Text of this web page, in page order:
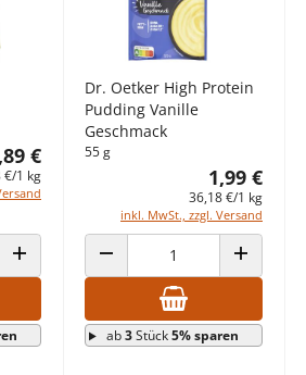
€
€/1 kg
ANZAHL ERHÖHEN
Dr. Oetker High Protein
Pudding Vanille
Geschmack
55 g
1,99 €
36,18 €/1 kg
inkl. MwSt., zzgl. Versand
ANZAHL VERRINGERN ANZAHL
ab3Stück5% sparen